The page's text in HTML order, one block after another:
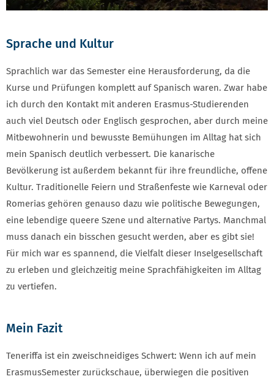
Sprache und Kultur
Sprachlich war das Semester eine Herausforderung, da die
Kurse und Prüfungen komplett auf Spanisch waren. Zwar habe
ich durch den Kontakt mit anderen Erasmus-Studierenden
auch viel Deutsch oder Englisch gesprochen, aber durch meine
Mitbewohnerin und bewusste Bemühungen im Alltag hat sich
mein Spanisch deutlich verbessert. Die kanarische
Bevölkerung ist außerdem bekannt für ihre freundliche, offene
Kultur. Traditionelle Feiern und Straßenfeste wie Karneval oder
Romerias gehören genauso dazu wie politische Bewegungen,
eine lebendige queere Szene und alternative Partys. Manchmal
muss danach ein bisschen gesucht werden, aber es gibt sie!
Für mich war es spannend, die Vielfalt dieser Inselgesellschaft
zu erleben und gleichzeitig meine Sprachfähigkeiten im Alltag
zu vertiefen.
Mein Fazit
Teneriffa ist ein zweischneidiges Schwert: Wenn ich auf mein
ErasmusSemester zurückschaue, überwiegen die positiven